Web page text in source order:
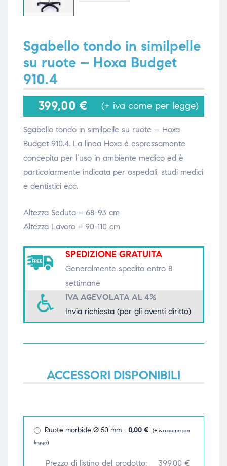
Sgabello tondo in similpelle
su ruote – Hoxa Budget
910.4
399,00 € (+ iva come per legge)
Sgabello tondo in similpelle su ruote – Hoxa
Budget 910.4. La linea Hoxa è espressamente
concepita per l’uso in ambiente medico ed è
particolarmente indicata per ospedali, studi medici
e dentistici ecc.
Altezza Seduta = 68-93 cm
Altezza Lavoro = 90-110 cm
SPEDIZIONE GRATUITA
Generalmente spedito entro 8
settimane
IVA AGEVOLATA AL 4%
Invia richiesta (per gli aventi diritto)
ACCESSORI DISPONIBILI
Ruote morbide Ø 50 mm - 0,00 € (+ iva come per
legge)
Prezzo di listino del prodotto: 399,00 €